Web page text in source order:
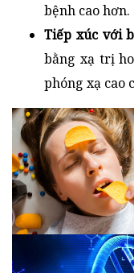
bệnh cao hơn.
Tiếp xúc với
bằng xạ trị
phóng xạ cao